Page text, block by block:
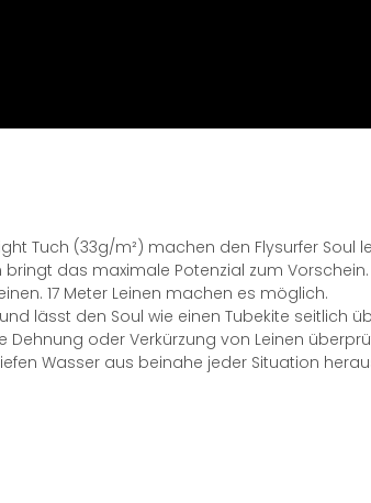
Tuch (33g/m²) machen den Flysurfer
das maximale Potenzial zum Vorschein.
17 Meter Leinen machen es möglich.
lässt den Soul wie einen Tubekite seitlich
Dehnung oder Verkürzung von Leinen
Wasser aus beinahe jeder Situation